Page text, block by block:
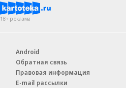
18+ реклама
Android
Обратная связь
Правовая информация
E-mail рассылки